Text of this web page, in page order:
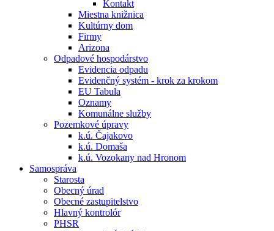
Kontakt
Miestna knižnica
Kultúrny dom
Firmy
Arizona
Odpadové hospodárstvo
Evidencia odpadu
Evidenčný systém - krok za krokom
EU Tabula
Oznamy
Komunálne služby
Pozemkové úpravy
k.ú. Čajakovo
k.ú. Domaša
k.ú. Vozokany nad Hronom
Samospráva
Starosta
Obecný úrad
Obecné zastupitelstvo
Hlavný kontrolór
PHSR